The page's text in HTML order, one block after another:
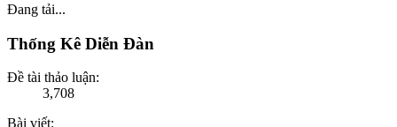
Đang tải...
Thống Kê Diễn Đàn
Đề tài thảo luận:
3,708
Bài viết: